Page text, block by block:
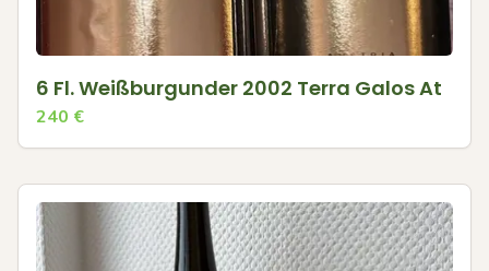
6 Fl. Weißburgunder 2002 Terra Galos At
240 €